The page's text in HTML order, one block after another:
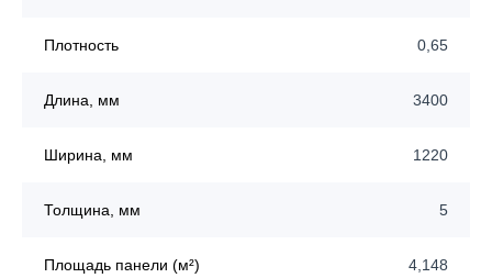
Плотность 0,65
Длина, мм 3400
Ширина, мм 1220
Толщина, мм 5
Площадь панели (м²) 4,148